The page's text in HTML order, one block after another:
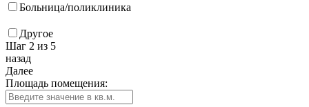
Больница/поликлиника
Другое
Шаг 2 из 5
назад
Далее
Площадь помещения: